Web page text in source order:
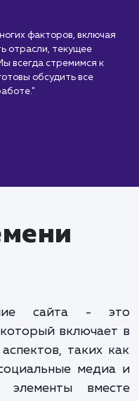
сайта – это
множество
SMM и контент-
услуги
фиксированную
ключевых показателей
оплачивать
share
процентом от выручки,
платеж плюс
целей.
применяются в